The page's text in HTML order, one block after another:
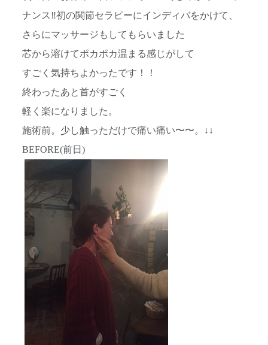
ナンス‼︎初の関節セラピーにインディバをかけて、
さらにマッサージもしてもらいました
芯から溶けてポカポカ温まる感じがして
すごく気持ちよかったです！！
終わったあと首がすごく
軽く楽になりました。
施術前。少し触っただけで痛い痛い〜〜。↓↓
BEFORE(前日)